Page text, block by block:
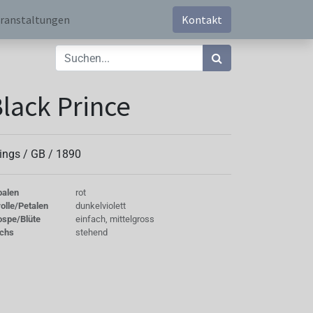
Kontakt
Prince
/ GB / 1890
rot
Petalen
dunkelviolett
Blüte
einfach, mittelgross
stehend